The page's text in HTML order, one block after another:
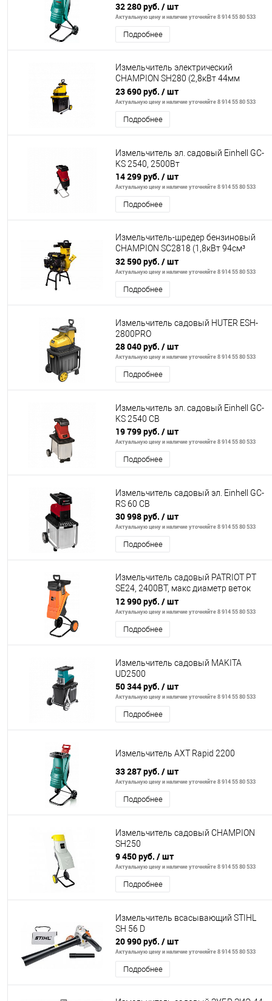
32 280 руб. / шт
Актуальную цену и наличие уточняйте 8 914 55 80 533
Подробнее
Измельчитель электрический
CHAMPION SH280 (2,8кВт 44мм
20,5кг 53л)
23 690 руб. / шт
Актуальную цену и наличие уточняйте 8 914 55 80 533
Подробнее
Измельчитель эл. садовый Einhell GC-
KS 2540, 2500Вт
14 299 руб. / шт
Актуальную цену и наличие уточняйте 8 914 55 80 533
Подробнее
Измельчитель-шредер бензиновый
CHAMPION SC2818 (1,8кВт 94см³
28мм 16кг), CHAMPION, SC2818
32 590 руб. / шт
Актуальную цену и наличие уточняйте 8 914 55 80 533
Подробнее
Измельчитель садовый HUTER ESH-
2800PRO
28 040 руб. / шт
Актуальную цену и наличие уточняйте 8 914 55 80 533
Подробнее
Измельчитель эл. садовый Einhell GC-
KS 2540 CB
19 799 руб. / шт
Актуальную цену и наличие уточняйте 8 914 55 80 533
Подробнее
Измельчитель садовый эл. Einhell GC-
RS 60 CB
30 998 руб. / шт
Актуальную цену и наличие уточняйте 8 914 55 80 533
Подробнее
Измельчитель садовый PATRIOT PT
SE24, 2400ВТ, макс диаметр веток
40мм
12 990 руб. / шт
Актуальную цену и наличие уточняйте 8 914 55 80 533
Подробнее
Измельчитель садовый MAKITA
UD2500
50 344 руб. / шт
Актуальную цену и наличие уточняйте 8 914 55 80 533
Подробнее
Измельчитель AXT Rapid 2200
33 287 руб. / шт
Актуальную цену и наличие уточняйте 8 914 55 80 533
Подробнее
Измельчитель садовый CHAMPION
SH250
9 450 руб. / шт
Актуальную цену и наличие уточняйте 8 914 55 80 533
Подробнее
Измельчитель всасывающий STIHL
SH 56 D
20 990 руб. / шт
Актуальную цену и наличие уточняйте 8 914 55 80 533
Подробнее